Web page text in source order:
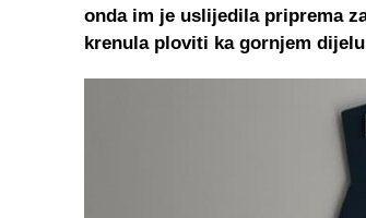
onda im je uslijedila priprema
krenula ploviti ka gornjem